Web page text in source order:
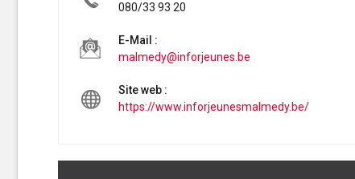
080/33 93 20
E-Mail :
malmedy@inforjeunes.be
Site web :
https://www.inforjeunesmalmedy.be/